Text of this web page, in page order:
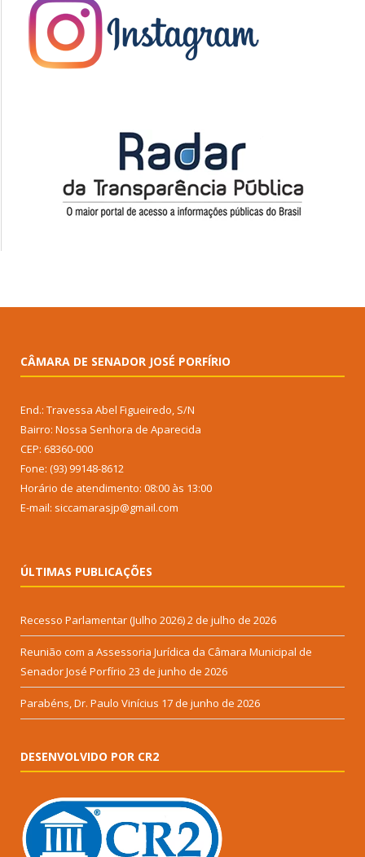
CÂMARA DE SENADOR JOSÉ PORFÍRIO
End.: Travessa Abel Figueiredo, S/N
Bairro: Nossa Senhora de Aparecida
CEP: 68360-000
Fone: (93) 99148-8612
Horário de atendimento: 08:00 às 13:00
E-mail: siccamarasjp@gmail.com
ÚLTIMAS PUBLICAÇÕES
Recesso Parlamentar (Julho 2026)2 de julho de 2026
Reunião com a Assessoria Jurídica da Câmara Municipal de
Senador José Porfírio 23 de junho de 2026
Parabéns, Dr. Paulo Vinícius 17 de junho de 2026
DESENVOLVIDO POR CR2